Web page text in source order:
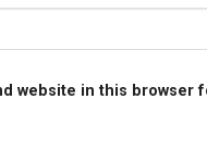
website in this browser